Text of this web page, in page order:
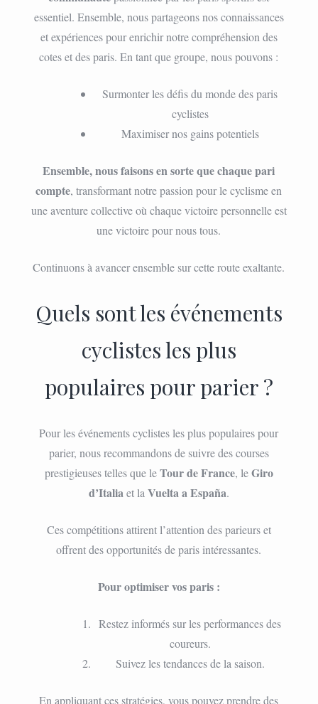
essentiel. Ensemble, nous partageons nos connaissances
et expériences pour enrichir notre compréhension des
cotes et des paris. En tant que groupe, nous pouvons :
Surmonter les défis du monde des paris
cyclistes
Maximiser nos gains potentiels
Ensemble, nous faisons en sorte que chaque pari
compte, transformant notre passion pour le cyclisme en
une aventure collective où chaque victoire personnelle est
une victoire pour nous tous.
Continuons à avancer ensemble sur cette route exaltante.
Quels sont les événements
cyclistes les plus
populaires pour parier ?
Pour les événements cyclistes les plus populaires pour
parier, nous recommandons de suivre des courses
prestigieuses telles que leTour de France, leGiro
d’Italiaet la Vuelta a España.
Ces compétitions attirent l’attention des parieurs et
offrent des opportunités de paris intéressantes.
Pour optimiser vos paris :
Restez informés sur les performances des
coureurs.
Suivez les tendances de la saison.
En appliquant ces stratégies, vous pouvez prendre des